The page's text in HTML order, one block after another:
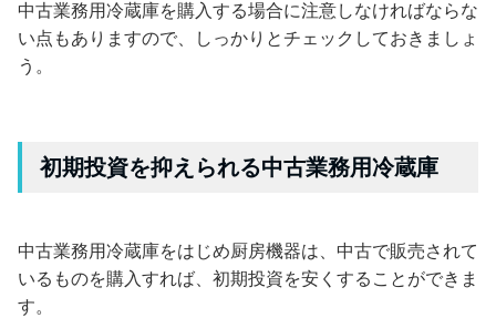
中古業務用冷蔵庫を購入する場合に注意しなければならな
い点もありますので、しっかりとチェックしておきましょ
う。
初期投資を抑えられる中古業務用冷蔵庫
中古業務用冷蔵庫をはじめ厨房機器は、中古で販売されて
いるものを購入すれば、初期投資を安くすることができま
す。